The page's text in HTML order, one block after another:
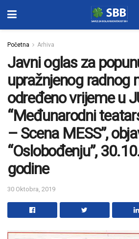
Početna Arhiva
Javni oglas za
upražnjenog radnog
određeno vrijeme u
“Međunarodni
– Scena MESS”,
“Oslobođenju”,
godine
30 Oktobra, 2019